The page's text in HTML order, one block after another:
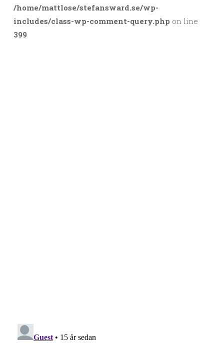
/home/mattlose/stefansward.se/wp-
includes/class-wp-comment-query.php on line
399